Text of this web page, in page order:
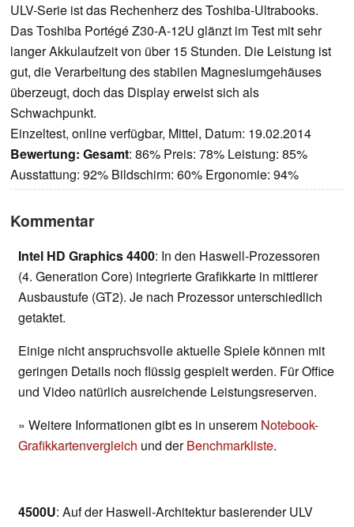
ULV-Serie ist das Rechenherz des Toshiba-Ultrabooks.
Das Toshiba Portégé Z30-A-12U glänzt im Test mit sehr
langer Akkulaufzeit von über 15 Stunden. Die Leistung ist
gut, die Verarbeitung des stabilen Magnesiumgehäuses
überzeugt, doch das Display erweist sich als
Schwachpunkt.
Einzeltest, online verfügbar, Mittel, Datum: 19.02.2014
Bewertung: Gesamt: 86% Preis: 78% Leistung: 85%
Ausstattung: 92% Bildschirm: 60% Ergonomie: 94%
Kommentar
Intel HD Graphics 4400: In den Haswell-Prozessoren
(4. Generation Core) integrierte Grafikkarte in mittlerer
Ausbaustufe (GT2). Je nach Prozessor unterschiedlich
getaktet.
Einige nicht anspruchsvolle aktuelle Spiele können mit
geringen Details noch flüssig gespielt werden. Für Office
und Video natürlich ausreichende Leistungsreserven.
» Weitere Informationen gibt es in unserem Notebook-
Grafikkartenvergleich und derBenchmarkliste.
4500U: Auf der Haswell-Architektur basierender ULV